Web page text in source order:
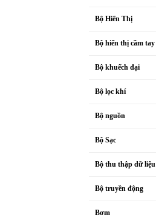
Bộ Hiển Thị
Bộ hiển thị cầm tay
Bộ khuếch đại
Bộ lọc khí
Bộ nguồn
Bộ Sạc
Bộ thu thập dữ liệu
Bộ truyền động
Bơm